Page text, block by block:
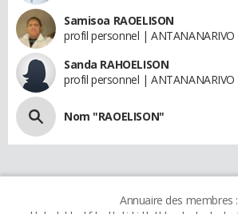
Samisoa RAOELISON
profil personnel | ANTANANARIVO
Sanda RAHOELISON
profil personnel | ANTANANARIVO
Nom "RAOELISON"
Annuaire des membres :